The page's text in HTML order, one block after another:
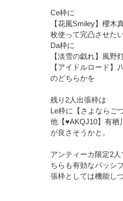
Ce枠に
【花風Smiley】櫻木
枚使って完凸させた
Da枠に
【淡雪の戯れ】風野
【アイドルロード】
のどちらかを
残り2人出張枠は
Le枠に【さよならご
他【♥️AKQJ10】有栖
が良さそうかと。
アンティーカ限定2
ちらも有効なパッシ
張枠としては機能し